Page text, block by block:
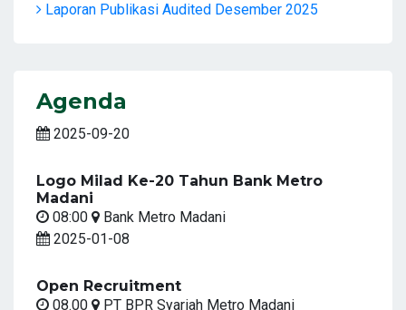
Laporan Publikasi Audited Desember 2025
Agenda
2025-09-20
Logo Milad Ke-20 Tahun Bank Metro
Madani
08:00
Bank Metro Madani
2025-01-08
Open Recruitment
08.00
PT BPR Syariah Metro Madani